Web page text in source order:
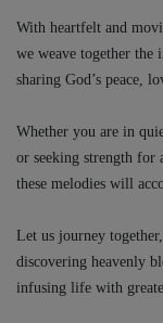
With heartfelt and
we weave together the
sharing God’s peace,
Whether you are in
or seeking strength for
these melodies will
Let us journey together,
discovering heavenly
infusing life with